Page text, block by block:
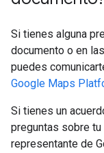
Si tienes alguna
documento o en las
puedes
Google Maps
Si tienes un
preguntas sobre
representante de